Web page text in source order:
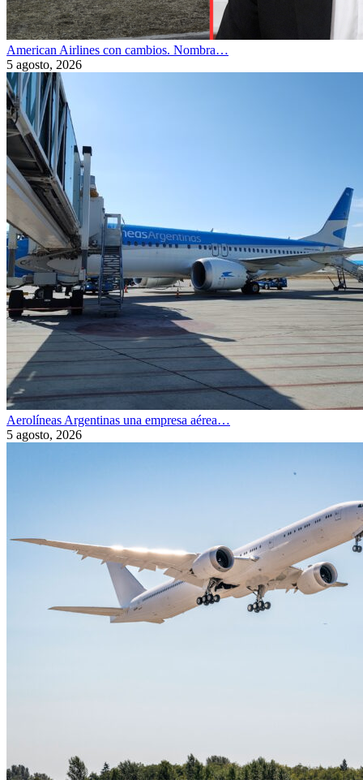
American Airlines con cambios. Nombra…
5 agosto, 2026
Aerolíneas Argentinas una empresa aérea…
5 agosto, 2026